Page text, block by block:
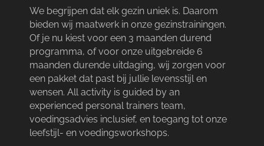
We begrijpen dat elk gezin uniek is.​ Daarom
bieden wij maatwerk in onze gezinstrainingen.​
Of je nu kiest voor een 3 maanden durend
programma, of voor onze uitgebreide 6
maanden durende uitdaging, wij zorgen voor
een pakket dat past bij jullie levensstijl en
wensen.​ All activity is guided by an
experienced personal trainers team,
voedingsadvies inclusief, en toegang tot onze
leefstijl- en voedingsworkshops.​